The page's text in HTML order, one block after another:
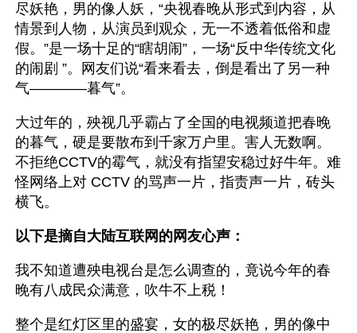
尽妖艳，男的像人妖，“央视春晚从形式到内容，从
情景到人物，从演员到观众，无一不透着低俗和虚
假。”是一场十足的“瞎胡闹”，一场“反中华传统文化
的闹剧 ”。网友们说“看来看去，倒是看出了另一种
气————暮气”。
大过年的，殃视几乎霸占了全国的电视频道把春晚
的暮气，硬是要散布到千家万户里。害人无数啊。
不拒绝CCTV的霉气，就没有指望安稳过好牛年。难
怪网络上对 CCTV 的骂声一片，指责声一片，砖头
横飞。
以下是摘自大陆互联网的网友心声：
我不知道遭殃电视台是怎么调查的，竟说今年的春
晚有八成民众满意，吹牛不上税！
整个是红灯区里的盛宴，女的极尽妖艳，男的像中